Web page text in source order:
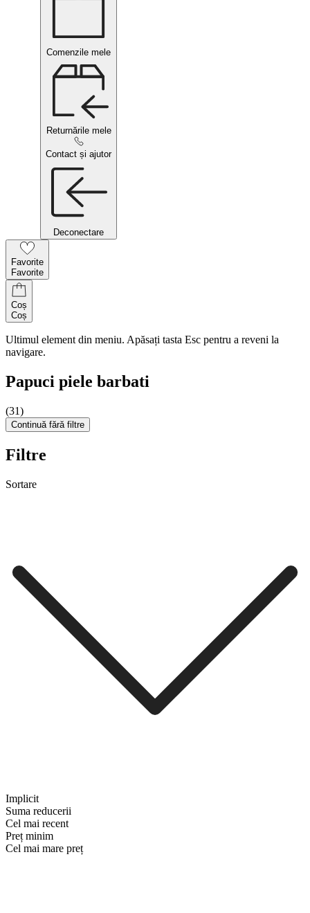
Comenzile mele
Returnările mele
Contact și ajutor
Deconectare
Favorite
Favorite
Coș
Coș
Ultimul element din meniu. Apăsați tasta Esc pentru a reveni la
navigare.
Papuci piele barbati
(31)
Continuă fără filtre
Filtre
Sortare
Implicit
Suma reducerii
Cel mai recent
Preț minim
Cel mai mare preț